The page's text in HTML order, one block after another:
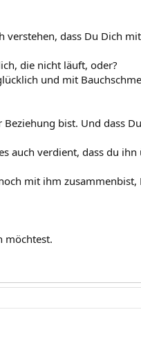
verstehen, dass Du Dich
die nicht läuft, oder?
und mit
bist. Und dass
auch verdient, dass du
mit ihm zusammenbist,
möchtest.